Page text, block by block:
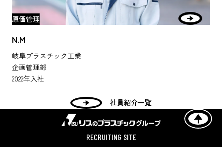
原価管理
N.M
岐阜プラスチック工業
企画管理部
2022年入社
社員紹介一覧
RECRUITING SITE